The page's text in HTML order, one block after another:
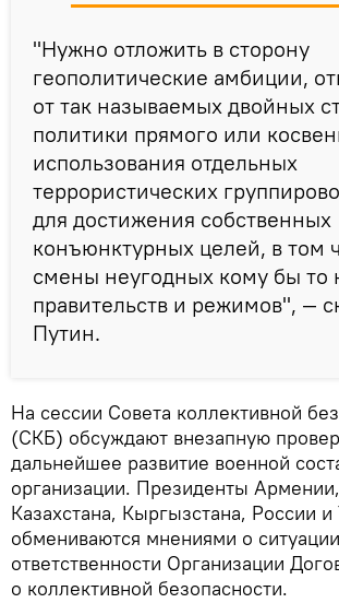
"Нужно отложить в сторону
геополитические амбиции,
от так называемых двойных
политики прямого или
использования отдельных
террористических
для достижения собственных
конъюнктурных целей, в том
смены неугодных кому бы то
правительств и режимов", —
Путин.
На сессии Совета коллективной
(СКБ) обсуждают внезапную
дальнейшее развитие военной
организации. Президенты
Казахстана, Кыргызстана, России и
обмениваются мнениями о
ответственности Организации
о коллективной безопасности.